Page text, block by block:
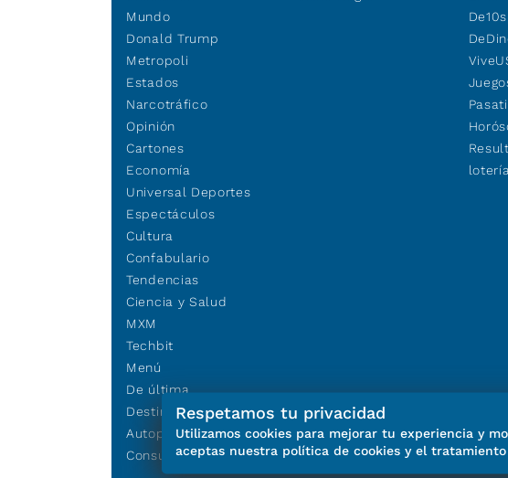
Mundo
Donald Trump
Metropoli
Estados
Narcotráfico
Opinión
Cartones
Economía
Universal Deportes
Espectáculos
Cultura
Confabulario
Tendencias
Ciencia y Salud
MXM
Techbit
Menú
De última
Destinos
Autopistas
Consultas
lotería
Respetamos tu privacidad
Utilizamos cookies para mejorar tu experiencia y
aceptas nuestra política de cookies y el